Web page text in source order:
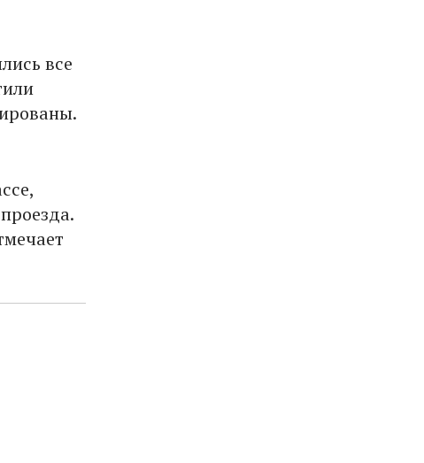
все